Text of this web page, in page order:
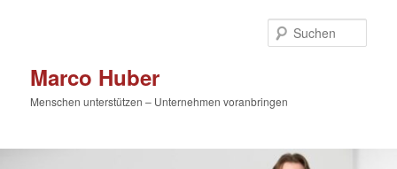
Marco Huber
Menschen unterstützen – Unternehmen voranbringen